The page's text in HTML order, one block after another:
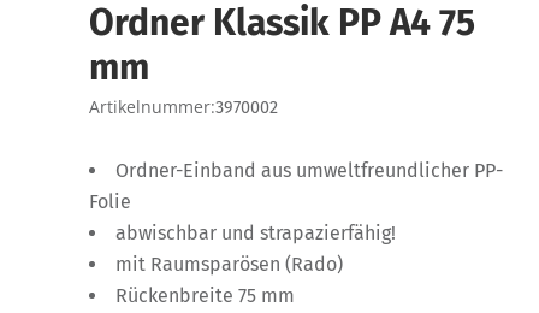
Ordner Klassik PP A4 75
mm
Artikelnummer:3970002
Ordner-Einband aus umweltfreundlicher PP-
Folie
abwischbar und strapazierfähig!
mit Raumsparösen (Rado)
Rückenbreite 75 mm